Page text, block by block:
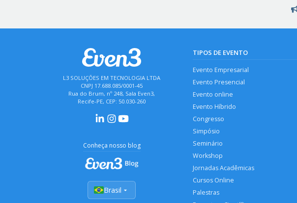
L3 SOLUÇÕES EM TECNOLOGIA LTDA
CNPJ 17.688.085/0001-45
Rua do Brum, nº 248, Sala Even3,
Recife-PE, CEP: 50.030-260
Conheça nosso blog
Brasil
TIPOS DE EVENTO
Evento Empresarial
Evento Presencial
Evento online
Evento Híbrido
Congresso
Simpósio
Seminário
Workshop
Jornadas Acadêmicas
Cursos Online
Palestras